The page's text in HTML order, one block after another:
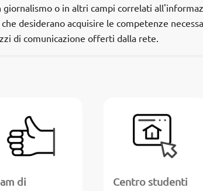
o in altri campi correlati
desiderano acquisire le competenze
di comunicazione offerti dalla rete.
di
Centro studenti